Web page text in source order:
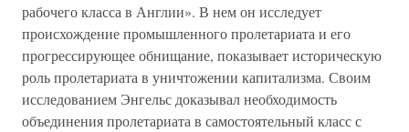
рабочего класса в Англии». В нем он исследует
происхождение промышленного пролетариата и его
прогрессирующее обнищание, показывает историческую
роль пролетариата в уничтожении капитализма. Своим
исследованием Энгельс доказывал необходимость
объединения пролетариата в самостоятельный класс с